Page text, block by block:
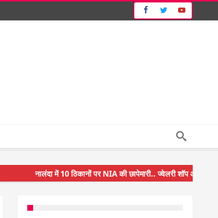
नालंदा में 10 ठिकानों पर NIA की छापेमारी.. ज्वेलरी शॉप और गन हाउस पर
अंचल पदाधिकारी (CO) बर्खास्त.. फर्जीवाड़ा कर पाई थी नौकरी.. जानिए पूरा